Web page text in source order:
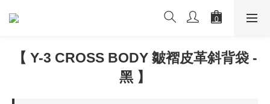
【 Y-3 CROSS BODY 皺褶皮革斜背袋 -
黑 】